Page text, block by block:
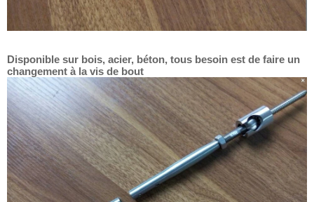
Disponible sur bois, acier, béton, tous besoin est de faire un
changement à la vis de bout